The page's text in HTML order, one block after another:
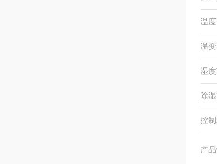
温
温
湿
除
控
产